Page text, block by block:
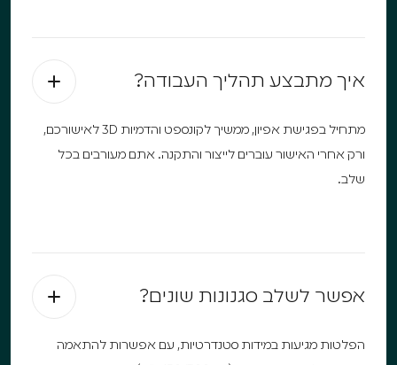
איך מתבצע תהליך העבודה?
מתחיל בפגישת אפיון, ממשיך לקונספט והדמיות 3D לאישורכם,
ורק אחרי האישור עוברים לייצור והתקנה. אתם מעורבים בכל
שלב.
אפשר לשלב סגנונות שונים?
הפלטות מגיעות במידות סטנדרטיות, עם אפשרות להתאמה